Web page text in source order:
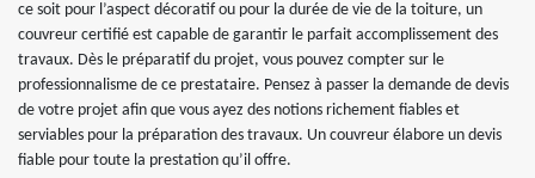
ce soit pour l’aspect décoratif ou pour la durée de vie de la toiture, un
couvreur certifié est capable de garantir le parfait accomplissement des
travaux. Dès le préparatif du projet, vous pouvez compter sur le
professionnalisme de ce prestataire. Pensez à passer la demande de devis
de votre projet afin que vous ayez des notions richement fiables et
serviables pour la préparation des travaux. Un couvreur élabore un devis
fiable pour toute la prestation qu’il offre.